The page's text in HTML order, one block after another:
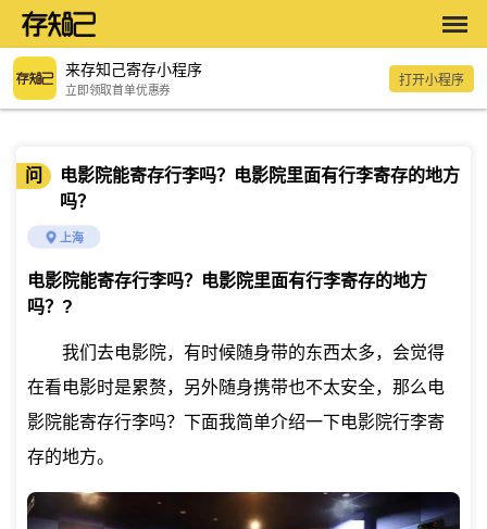
来存知己寄存小程序
立即领取首单优惠券
打开小程序
问
电影院能寄存行李吗？电影院里面有行李寄存的地方
吗？
上海
电影院能寄存行李吗？电影院里面有行李寄存的地方
吗？ ?
我们去电影院，有时候随身带的东西太多，会觉得
在看电影时是累赘，另外随身携带也不太安全，那么电
影院能寄存行李吗？下面我简单介绍一下电影院行李寄
存的地方。